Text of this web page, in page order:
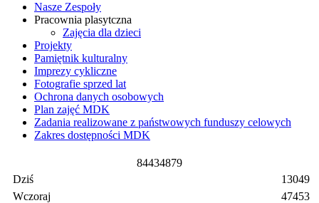
Nasze Zespoły
Pracownia plasytczna
Zajęcia dla dzieci
Projekty
Pamiętnik kulturalny
Imprezy cykliczne
Fotografie sprzed lat
Ochrona danych osobowych
Plan zajęć MDK
Zadania realizowane z państwowych funduszy celowych
Zakres dostępności MDK
84434879
Dziś
Wczoraj
13049
47453